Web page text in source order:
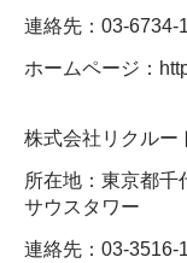
連絡先：03-6734-
ホームページ：
株式会社リクルー
所在地：東京都千
サウスタワー
連絡先：03-3516-